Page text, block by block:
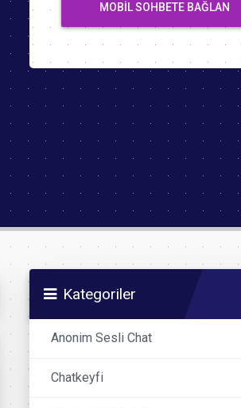
MOBIL SOHBETE BAĞLAN
Kategoriler
Anonim Sesli Chat
Chatkeyfi